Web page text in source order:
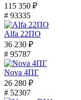
115 350 ₽
# 93335
Alfa 22ПО
36 230 ₽
# 95787
Nova 4ПГ
26 280 ₽
# 52307